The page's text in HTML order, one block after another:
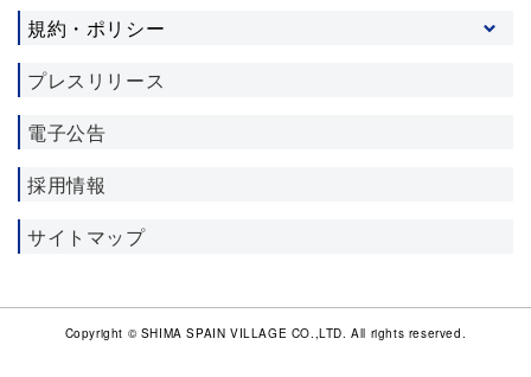
規約・ポリシー
プライバシーポリシー
施設利用約款
プレスリリース
電子公告
採用情報
サイトマップ
Copyright © SHIMA SPAIN VILLAGE CO.,LTD. All rights reserved.